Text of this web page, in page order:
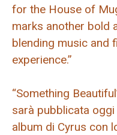
for the House of
marks another bold
blending music and
experience.”
“Something
sarà pubblicata
album di Cyrus con